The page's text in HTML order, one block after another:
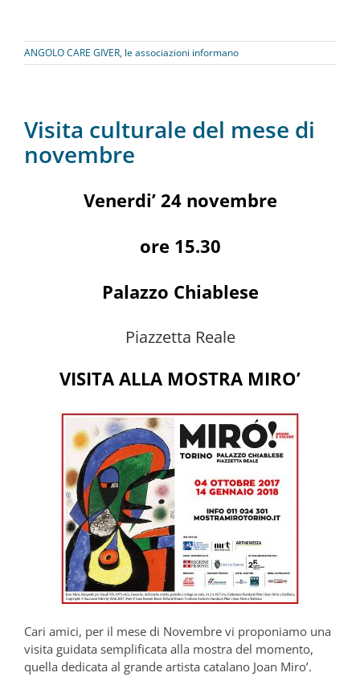
ANGOLO CARE GIVER, le associazioni informano
Visita culturale del mese di
novembre
Venerdi’ 24 novembre
ore 15.30
Palazzo Chiablese
Piazzetta Reale
VISITA ALLA MOSTRA MIRO’
Cari amici, per il mese di Novembre vi proponiamo una
visita guidata semplificata alla mostra del momento,
quella dedicata al grande artista catalano Joan Miro’.